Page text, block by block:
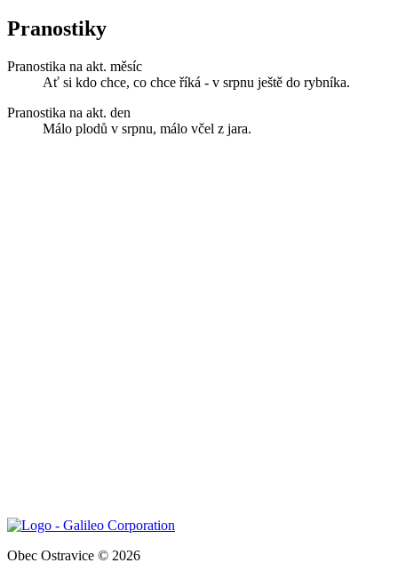
Pranostiky
Pranostika na akt. měsíc
Ať si kdo chce, co chce říká - v srpnu ještě do rybníka.
Pranostika na akt. den
Málo plodů v srpnu, málo včel z jara.
Obec Ostravice © 2026